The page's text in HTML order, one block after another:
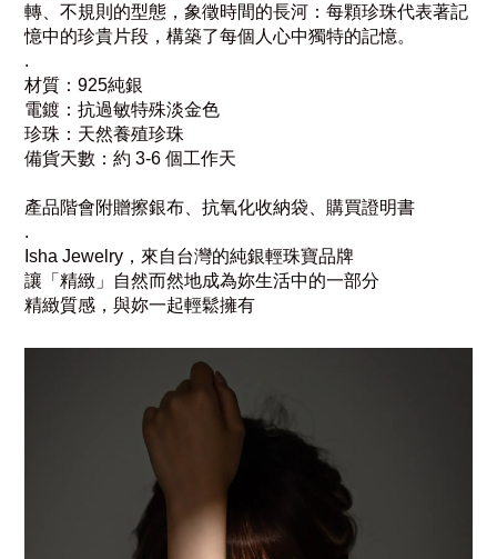
轉、不規則的型態，象徵時間的長河： 每顆珍珠代表著記
憶中的珍貴片段， 構築了每個人 心中獨特的記憶。
.
材質：925純銀
電鍍：抗過敏特殊淡金色
珍珠：天然養殖珍珠
備貨天數：約 3-6 個工作天
產品階會附贈擦銀布、抗氧化收納袋、購買證明書
.
Isha Jewelry，來自台灣的純銀輕珠寶品牌
讓「精緻」自然而然地成為妳生活中的一部分
精緻質感，與妳一起輕鬆擁有